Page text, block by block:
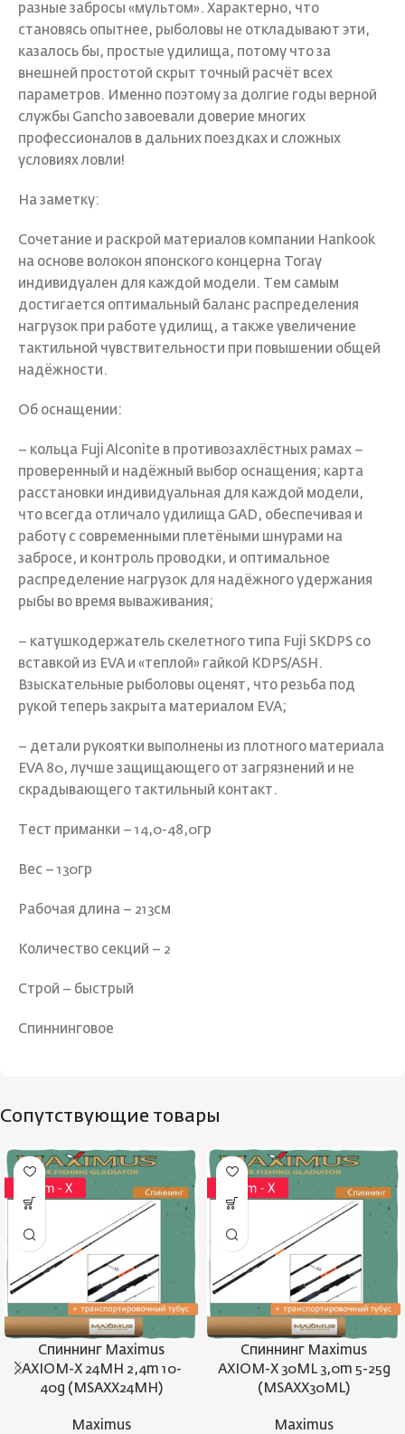
разные забросы «мультом». Характерно, что
становясь опытнее, рыболовы не откладывают эти,
казалось бы, простые удилища, потому что за
внешней простотой скрыт точный расчёт всех
параметров. Именно поэтому за долгие годы верной
службы Gancho завоевали доверие многих
профессионалов в дальних поездках и сложных
условиях ловли!
На заметку:
Сочетание и раскрой материалов компании Hankook
на основе волокон японского концерна Toray
индивидуален для каждой модели. Тем самым
достигается оптимальный баланс распределения
нагрузок при работе удилищ, а также увеличение
тактильной чувствительности при повышении общей
надёжности.
Об оснащении:
– кольца Fuji Alconite в противозахлёстных рамах –
проверенный и надёжный выбор оснащения; карта
расстановки индивидуальная для каждой модели,
что всегда отличало удилища GAD, обеспечивая и
работу с современными плетёными шнурами на
забросе, и контроль проводки, и оптимальное
распределение нагрузок для надёжного удержания
рыбы во время вываживания;
– катушкодержатель скелетного типа Fuji SKDPS со
вставкой из EVA и «теплой» гайкой KDPS/ASH.
Взыскательные рыболовы оценят, что резьба под
рукой теперь закрыта материалом EVA;
– детали рукоятки выполнены из плотного материала
EVA 80, лучше защищающего от загрязнений и не
скрадывающего тактильный контакт.
Тест приманки – 14,0-48,0гр
Вес – 130гр
Рабочая длина – 213см
Количество секций – 2
Строй – быстрый
Спиннинговое
Сопутствующие товары
Спиннинг Maximus
AXIOM-X 24MH 2,4m 10-
40g (MSAXX24MH)
Maximus
Спиннинг Maximus
AXIOM-X 30ML 3,0m 5-25g
(MSAXX30ML)
Maximus